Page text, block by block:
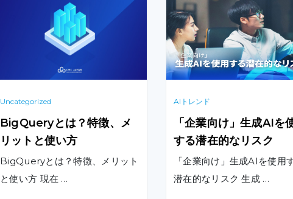
Uncategorized
BigQueryとは？特徴、メ
リットと使い方
BigQueryとは？特徴、メリット
と使い方 現在 …
AIトレンド
「企業向け」生成AIを
する潜在的なリスク
「企業向け」生成AIを使用
潜在的なリスク 生成 …